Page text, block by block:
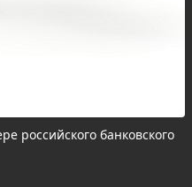
российского банковского